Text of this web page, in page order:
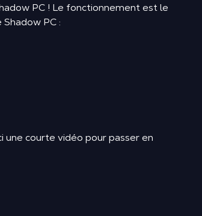
PC ! Le fonctionnement est le
PC :
une courte vidéo pour passer en